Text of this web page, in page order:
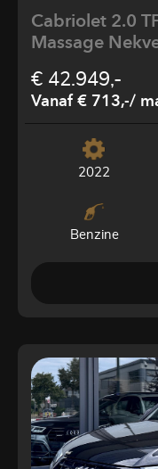
Cabriolet 2.0
Massage
€ 42.949,-
Vanaf € 713,-/
2022
Benzine